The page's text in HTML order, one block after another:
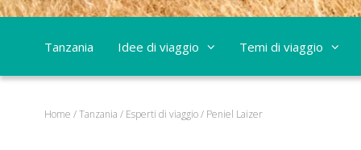
Tanzania Idee di viaggio Temi di viaggio
Home /Tanzania / Esperti di viaggio/ Peniel Laizer